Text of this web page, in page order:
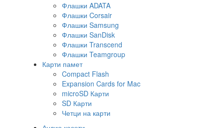
Флашки ADATA
Флашки Corsair
Флашки Samsung
Флашки SanDisk
Флашки Transcend
Флашки Teamgroup
Карти памет
Compact Flash
Expansion Cards for Mac
microSD Карти
SD Карти
Четци на карти